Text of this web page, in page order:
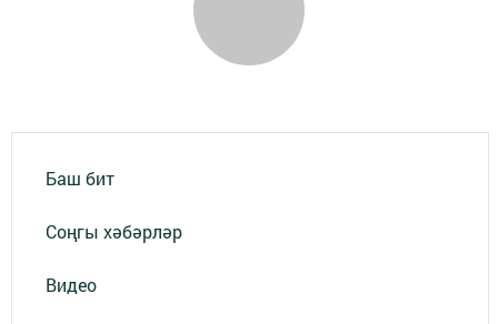
Баш бит
Соңгы хәбәрләр
Видео